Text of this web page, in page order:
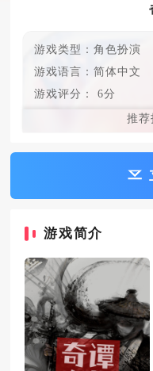
游戏类型：角色扮演
游戏语言： 简体中文
游戏评分： 6分
推荐
游戏简介